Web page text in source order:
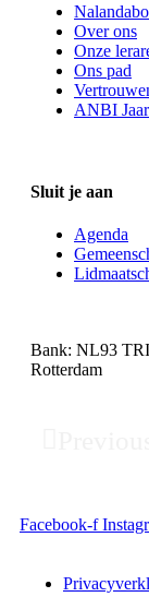
Over ons
Onze
Ons pad
ANBI
Sluit je aan
Agenda
Bank: NL93
Rotterdam
Facebook-f